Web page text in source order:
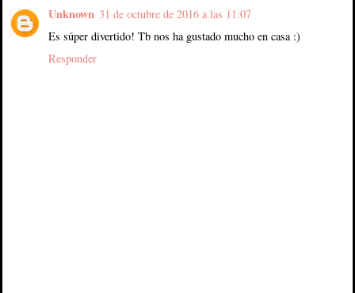
Unknown 31 de octubre de 2016 a las 11:07
Es súper divertido! Tb nos ha gustado mucho en casa :)
Responder